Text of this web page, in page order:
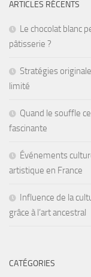
ARTICLES RÉCENTS
Le chocolat blanc
pâtisserie ?
Stratégies
limité
Quand le souffle
fascinante
Événements
artistique en France
Influence de la
grâce à l’art ancestral
CATÉGORIES